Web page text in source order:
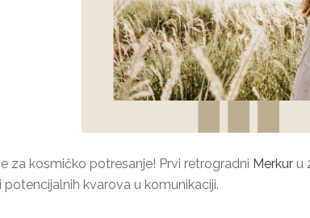
za kosmičko potresanje! Prvi retrogradni Merkur u
potencijalnih kvarova u komunikaciji.